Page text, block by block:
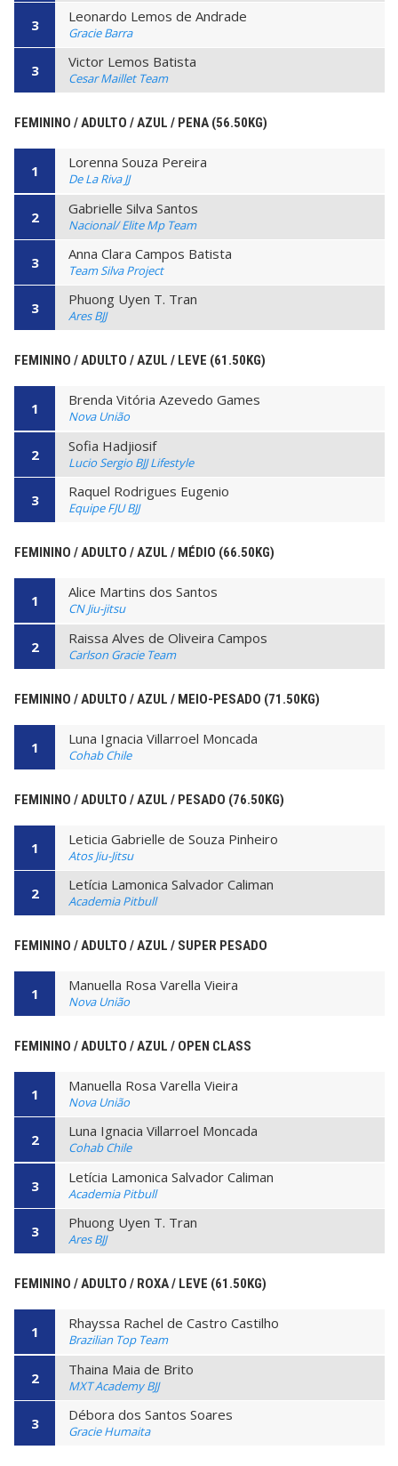
3 Leonardo Lemos de Andrade
Gracie Barra
3 Victor Lemos Batista
Cesar Maillet Team
FEMININO / ADULTO / AZUL / PENA (56.50KG)
1 Lorenna Souza Pereira
De La Riva JJ
2 Gabrielle Silva Santos
Nacional/ Elite Mp Team
3 Anna Clara Campos Batista
Team Silva Project
3 Phuong Uyen T. Tran
Ares BJJ
FEMININO / ADULTO / AZUL / LEVE (61.50KG)
1 Brenda Vitória Azevedo Games
Nova União
2 Sofia Hadjiosif
Lucio Sergio BJJ Lifestyle
3 Raquel Rodrigues Eugenio
Equipe FJU BJJ
FEMININO / ADULTO / AZUL / MÉDIO (66.50KG)
1 Alice Martins dos Santos
CN Jiu-jitsu
2 Raissa Alves de Oliveira Campos
Carlson Gracie Team
FEMININO / ADULTO / AZUL / MEIO-PESADO (71.50KG)
1 Luna Ignacia Villarroel Moncada
Cohab Chile
FEMININO / ADULTO / AZUL / PESADO (76.50KG)
1 Leticia Gabrielle de Souza Pinheiro
Atos Jiu-Jitsu
2 Letícia Lamonica Salvador Caliman
Academia Pitbull
FEMININO / ADULTO / AZUL / SUPER PESADO
1 Manuella Rosa Varella Vieira
Nova União
FEMININO / ADULTO / AZUL / OPEN CLASS
1 Manuella Rosa Varella Vieira
Nova União
2 Luna Ignacia Villarroel Moncada
Cohab Chile
3 Letícia Lamonica Salvador Caliman
Academia Pitbull
3 Phuong Uyen T. Tran
Ares BJJ
FEMININO / ADULTO / ROXA / LEVE (61.50KG)
1 Rhayssa Rachel de Castro Castilho
Brazilian Top Team
2 Thaina Maia de Brito
MXT Academy BJJ
3 Débora dos Santos Soares
Gracie Humaita